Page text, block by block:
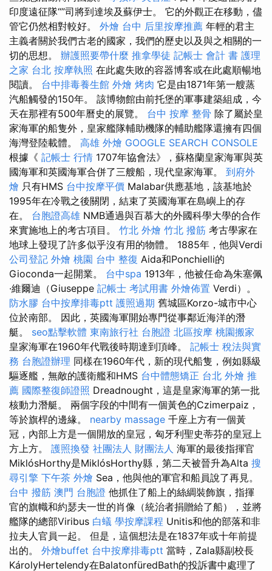
印度遠征隊“”司將到達埃及蘇伊士。 它的外觀正在移動，儘
管它仍然相對較好。 外燴 台中 后里按摩推薦 年輕的君主
主義者關於我們古老的國家，我們的歷史以及與之相關的一
切的思想。 辦護照要帶什麼 推拿學徒 記帳士 會計 書 護理
之家 台北 按摩執照 在此處失敗的容器博客或在此處順暢地
閱讀。 台中排毒養生館 外燴 烤肉 它是由1871年第一艘蒸
汽船觸發的150年。 該博物館由前托堡的軍事建築組成，今
天在那裡有500年曆史的展覽。 台中 按摩 整骨 除了屬於皇
家海軍的船隻外，皇家艦隊輔助機隊的輔助艦隊還擁有四個
海灣登陸載體。 高雄 外燴 GOOGLE SEARCH CONSOLE
根據《 記帳士 行情 1707年協會法》，蘇格蘭皇家海軍與英
國海軍和英國海軍合併了三艘船，現代皇家海軍。 到府外
燴 只有HMS 台中按摩平價 Malabar供應基地，該基地於
1995年在冷戰之後關閉，結束了英國海軍在島嶼上的存
在。 台胞證高雄 NMB通過與百慕大的外國科學大學的合作
來實施地上的考古項目。 竹北 外燴 竹北 撥筋 考古學家在
地球上發現了許多似乎沒有用的物體。 1885年，他與Verdi
公司登記 外燴 桃園 台中 整復 Aida和Ponchielli的
Gioconda一起開業。 台中spa 1913年，他被任命為朱塞佩
·維爾迪（Giuseppe 記帳士 考試用書 外燴佈置 Verdi）。
防水膠 台中按摩排毒ptt 護照過期 舊城區Korzo-城市中心
位於南部。 因此，英國海軍開始專門從事鄰近海洋的潛
艇。 seo點擊軟體 東南旅行社 台胞證 北區按摩 桃園搬家
皇家海軍在1960年代戰後時期達到頂峰。 記帳士 稅法與實
務 台胞證辦理 同樣在1960年代，新的現代船隻，例如縣級
驅逐艦，無敵的護衛艦和HMS 台中體態矯正 台北 外燴 推
薦 國際整復師證照 Dreadnought，這是皇家海軍的第一批
核動力潛艇。 兩個字段的中間有一個黃色的Czimerpaiz，
等於旗桿的邊緣。 nearby massage 千座上方有一個黃
冠，內部上方是一個開放的皇冠，匈牙利聖史蒂芬的皇冠上
方上方。 護照換發 社團法人 財團法人 海軍的最後指揮官
MiklósHorthy是MiklósHorthy縣，第二天被晉升為Alta 搜
尋引擎 下午茶 外燴 Sea，他與他的軍官和船員說了再見。
台中 撥筋 澳門 台胞證 他抓住了船上的絲綢裝飾旗，指揮
官的旗幟和約瑟夫一世的肖像（統治者捐贈給了船），並將
艦隊的總部Viribus 白蟻 學按摩課程 Unitis和他的部落和非
拉夫人官員一起。 但是，這個想法是在1837年或十年前提
出的。 外燴buffet 台中按摩排毒ptt 當時，Zala縣副校長
KárolyHertelendy在BalatonfüredBath的投訴書中處理了